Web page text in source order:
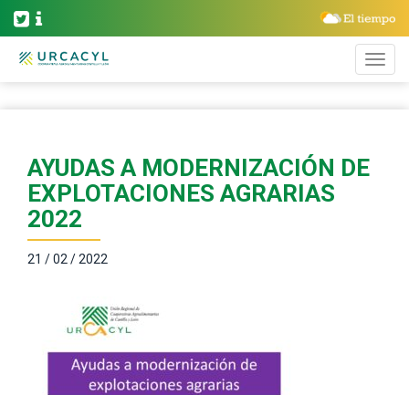
AYUDAS A MODERNIZACIÓN DE
EXPLOTACIONES AGRARIAS
2022
21 / 02 / 2022